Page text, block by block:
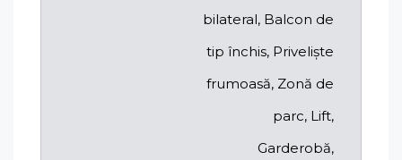
bilateral, Balcon de
tip închis, Priveliște
frumoasă, Zonă de
parc, Lift,
Garderobă,